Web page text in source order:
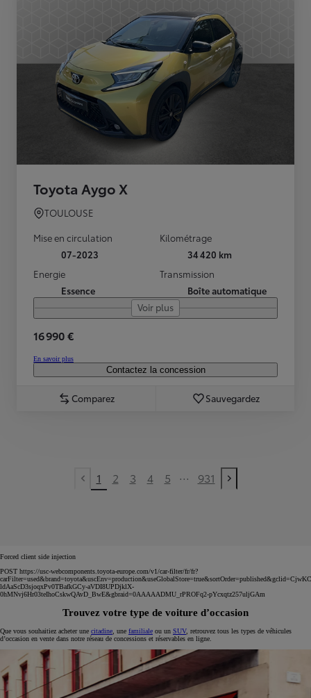
Toyota Aygo X
TOULOUSE
Mise en circulation
07-2023
Kilométrage
34 420 km
Energie
Essence
Transmission
Boîte automatique
Voir plus
16 990 €
En savoir plus
Contactez la concession
Comparez Sauvegardez
Previous page
1 2 3 4 5 ... 931
Next page
Forced client side injection
POST https://usc-webcomponents.toyota-europe.com/v1/car-filter/fr/fr?
ldAaScD3sjoqxPv0TBafkGCy-aVDI8UPDjklX-
0hMNvj6Hr03teIhoCskwQAvD_BwE&gbraid=0AAAAADMU_rPROFq2-pYcxqtz257uljGAm
Trouvez votre type de voiture d’occasion
Que vous souhaitiez acheter une citadine , une familiale ou un SUV, retrouvez tous les types de véhicules
d’occasion en vente dans notre réseau de concessions et réservables en ligne.